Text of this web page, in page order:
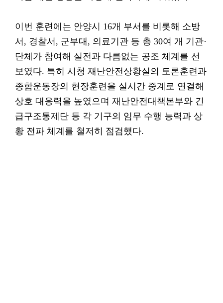
이번 훈련에는 안양시 16개 부서를 비롯해 소방
서, 경찰서, 군부대, 의료기관 등 총 30여 개 기관·
단체가 참여해 실전과 다름없는 공조 체계를 선
보였다. 특히 시청 재난안전상황실의 토론훈련과
종합운동장의 현장훈련을 실시간 중계로 연결해
상호 대응력을 높였으며 재난안전대책본부와 긴
급구조통제단 등 각 기구의 임무 수행 능력과 상
황 전파 체계를 철저히 점검했다.